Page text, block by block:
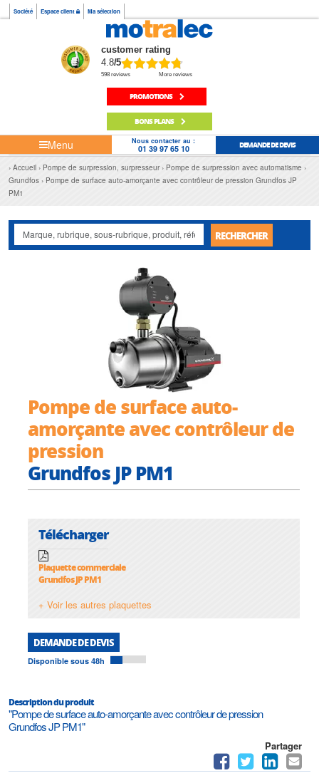
Société Espace client Ma sélection
customer rating
4.8/5
598 reviews More reviews
PROMOTIONS
BONS PLANS
Menu Nous contacter au :
01 39 97 65 10 DEMANDE DE DEVIS
Accueil Pompe de surpression, surpresseur
Pompe de surpression avec automatisme
Grundfos
Pompe de surface auto-amorçante avec contrôleur de pression Grundfos JP
PM1
RECHERCHER
Pompe de surface auto-
amorçante avec contrôleur de
pression
Grundfos JP PM1
Télécharger
Plaquette commerciale
Grundfos JP PM1
+ Voir les autres plaquettes
DEMANDE DE DEVIS
Disponible sous 48h
Description du produit
"Pompe de surface auto-amorçante avec contrôleur de pression
Grundfos JP PM1"
Partager